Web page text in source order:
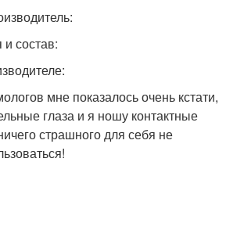
состав:
мне показалось очень кстати,
глаза и я ношу контактные
страшного для себя не